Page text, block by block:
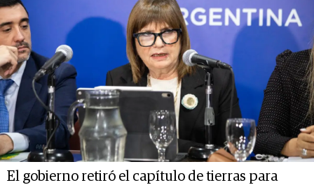
El gobierno retiró el capítulo de tierras para